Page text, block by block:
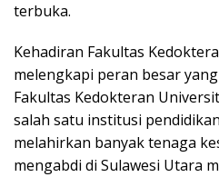
terbuka.
Kehadiran Fakultas
melengkapi peran besar
Fakultas Kedokteran
salah satu institusi
melahirkan banyak tenaga
mengabdi di Sulawesi Utara